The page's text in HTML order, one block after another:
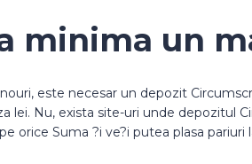
minima un
este necesar un depozit
lei. Nu, exista site-uri unde depozitul
orice Suma ?i ve?i putea plasa